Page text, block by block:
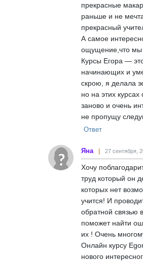
прекрасные
раньше и не
прекрасный
А самое
ощущение,что мы
Курсы Егора —
начинающих и
скрою, я делала
но на этих курсах
заново и очень
не пропущу
Ответ
Яна 27 сентября,
Хочу
труд который он
которых нет
учится! И
обратной связью
поможет найти
их ! Очень
Онлайн курсу
нового